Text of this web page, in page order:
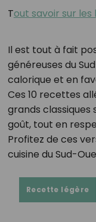
Tout savoir sur
Il est tout à fait
généreuses du
calorique et en
Ces 10 recettes
grands
goût, tout en
Profitez de ces
cuisine du Sud-
Recette légère